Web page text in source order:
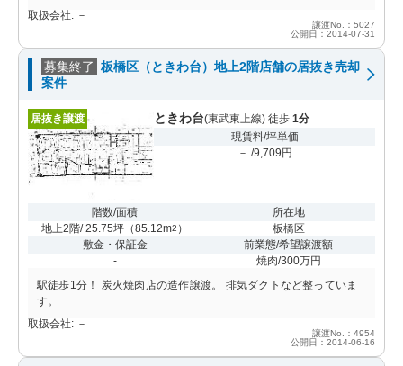
取扱会社: －
譲渡No.：5027
公開日：2014-07-31
募集終了 板橋区（ときわ台）地上2階店舗の居抜き売却
案件
居抜き譲渡 ときわ台(東武東上線) 徒歩 1分
現賃料/坪単価
－ /9,709円
階数/面積
地上2階/ 25.75坪 （85.12m2 ）
所在地
板橋区
敷金・保証金
-
前業態/希望譲渡額
焼肉/300万円
駅徒歩1分！ 炭火焼肉店の造作譲渡。 排気ダクトなど整っていま
す。
取扱会社: －
譲渡No.：4954
公開日：2014-06-16